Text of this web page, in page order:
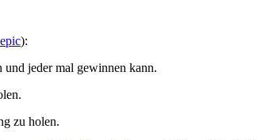
epic):
jeder mal gewinnen kann.
zu holen.